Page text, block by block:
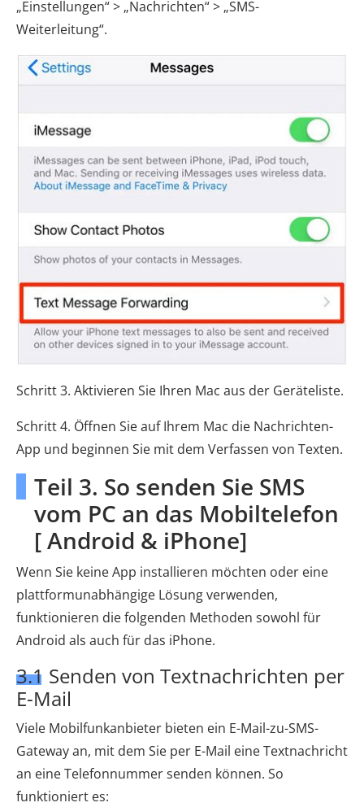
„Einstellungen“ > „Nachrichten“ > „SMS-
Weiterleitung“.
Schritt 3. Aktivieren Sie Ihren Mac aus der Geräteliste.
Schritt 4. Öffnen Sie auf Ihrem Mac die Nachrichten-
App und beginnen Sie mit dem Verfassen von Texten.
Teil 3. So senden Sie SMS
vom PC an das Mobiltelefon
[ Android & iPhone]
Wenn Sie keine App installieren möchten oder eine
plattformunabhängige Lösung verwenden,
funktionieren die folgenden Methoden sowohl für
Android als auch für das iPhone.
3.1 Senden von Textnachrichten per
E-Mail
Viele Mobilfunkanbieter bieten ein E-Mail-zu-SMS-
Gateway an, mit dem Sie per E-Mail eine Textnachricht
an eine Telefonnummer senden können. So
funktioniert es: